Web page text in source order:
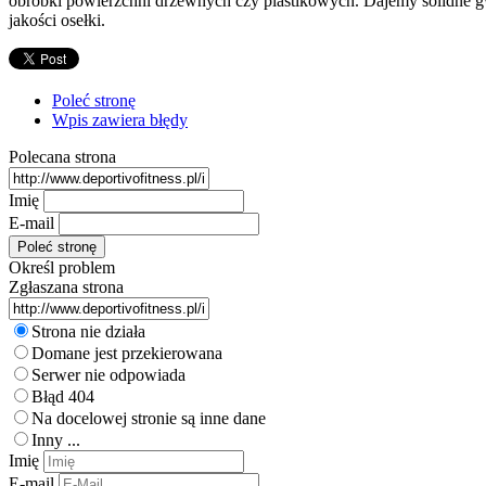
jakości osełki.
Poleć stronę
Wpis zawiera błędy
Polecana strona
Imię
E-mail
Określ problem
Zgłaszana strona
Strona nie działa
Domane jest przekierowana
Serwer nie odpowiada
Błąd 404
Na docelowej stronie są inne dane
Inny ...
Imię